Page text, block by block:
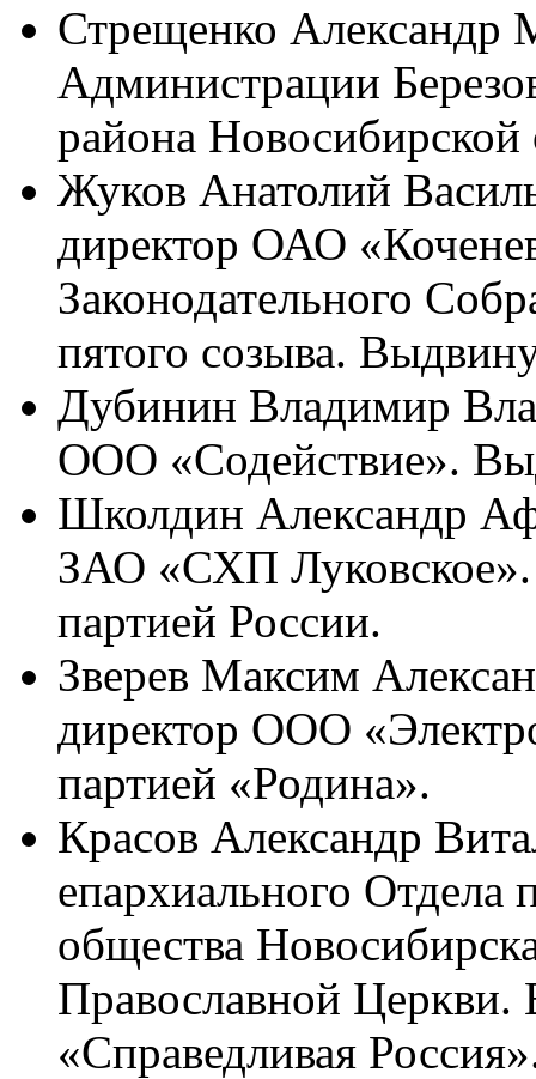
Стрещенко Александр
Администрации
района
Жуков Анатолий
директор ОАО
Законодательного
пятого созыва.
Дубинин Владимир
ООО «Содействие».
Школдин Александр
ЗАО «СХП
партией России.
Зверев Максим
директор ООО
партией «Родина».
Красов Александр
епархиального
общества
Православной Церкви.
«Справедливая